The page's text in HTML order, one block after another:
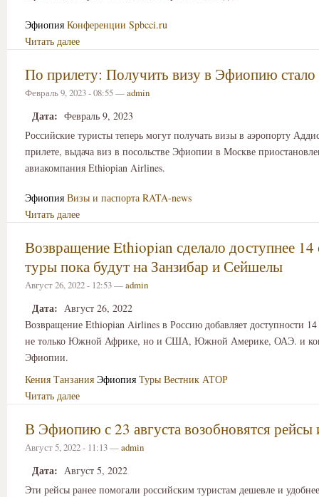
Эфиопия Конференции Spbcci.ru
Читать далее
По прилету: Получить визу в Эфиопию
Февраль 9, 2023 - 08:55 —admin
Дата: Февраль 9, 2023
Российские туристы теперь могут получать визы в аэропорту
прилете, выдача виз в посольстве Эфиопии в Москве
авиакомпания Ethiopian Airlines.
Эфиопия Визы и паспорта RATA-news
Читать далее
Возвращение Ethiopian сделало доступнее 14
туры пока будут на Занзибар и Сейшелы
Август 26, 2022 - 12:53 —admin
Дата: Август 26, 2022
Возвращение Ethiopian Airlines в Россию добавляет доступности
не только Южной Африке, но и США, Южной Америке, ОАЭ. и
Эфиопии.
Кения Танзания Эфиопия Туры Вестник АТОР
Читать далее
В Эфиопию с 23 августа возобновятся
Август 5, 2022 - 11:13 —admin
Дата: Август 5, 2022
Эти рейсы ранее помогали российским туристам дешевле и